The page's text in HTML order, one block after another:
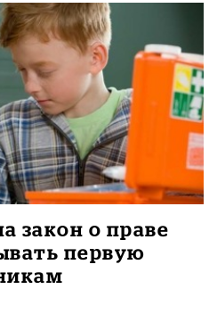
закон о праве
первую